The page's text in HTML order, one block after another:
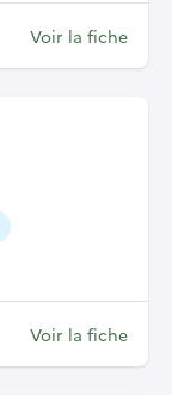
Voir la fiche
Voir la fiche